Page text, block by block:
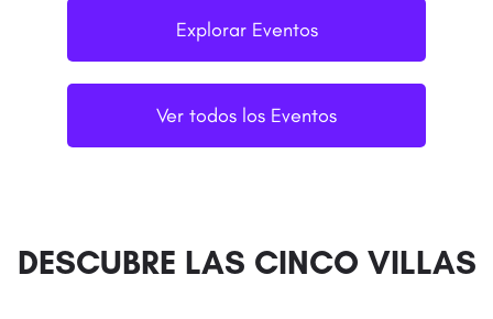
Explorar Eventos
Ver todos los Eventos
DESCUBRE LAS CINCO VILLAS